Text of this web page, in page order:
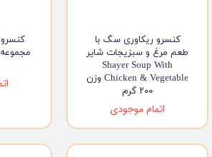
کنسرو ریکاوری سگ با
طعم مرغ و سبزیجات شایر
Shayer Soup With
Chicken & Vegetable وزن
۲۰۰ گرم
اتمام موجودی